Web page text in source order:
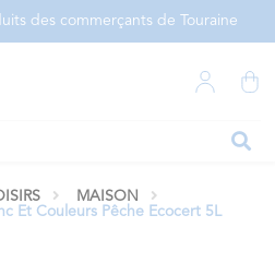
des commerçants de Touraine
MAISON
Et Couleurs Pêche Ecocert 5L